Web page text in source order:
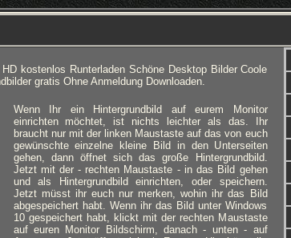
kostenlos Runterladen Schöne Desktop Bilder Coole
gratis Ohne Anmeldung Downloaden.
Wenn Ihr ein Hintergrundbild auf eurem Monitor
einrichten möchtet, ist nichts leichter als das. Ihr
braucht nur mit der linken Maustaste auf das von euch
gewünschte einzelne kleine Bild in den Unterseiten
gehen, dann öffnet sich das große Hintergrundbild.
Jetzt mit der - rechten Maustaste - in das Bild gehen
und als Hintergrundbild einrichten, oder speichern.
Jetzt müsst ihr euch nur merken, wohin ihr das Bild
abgespeichert habt. Wenn ihr das Bild unter Windows
10 gespeichert habt, klickt mit der rechten Maustaste
auf euren Monitor Bildschirm, danach - unten - auf